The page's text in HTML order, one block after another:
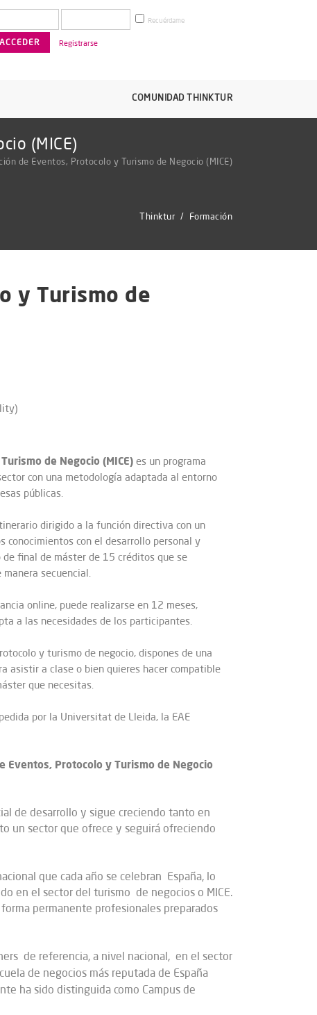
Recuérdame
Registrarse
COMUNIDAD THINKTUR
(MICE)
de Eventos, Protocolo y Turismo de Negocio (MICE)
Thinktur / Formación
y Turismo de
de Negocio (MICE) es un programa
con una metodología adaptada al entorno
públicas.
dirigido a la función directiva con un
conocimientos con el desarrollo personal y
final de máster de 15 créditos que se
secuencial.
online, puede realizarse en 12 meses,
a las necesidades de los participantes.
y turismo de negocio, dispones de una
asistir a clase o bien quieres hacer compatible
que necesitas.
por la Universitat de Lleida, la EAE
Eventos, Protocolo y Turismo de Negocio
de desarrollo y sigue creciendo tanto en
un sector que ofrece y seguirá ofreciendo
que cada año se celebran España, lo
en el sector del turismo de negocios o MICE.
permanente profesionales preparados
de referencia, a nivel nacional, en el sector
de negocios más reputada de España
ha sido distinguida como Campus de